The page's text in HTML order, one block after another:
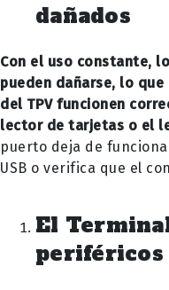
dañados
Con el uso constante,
pueden dañarse, lo
del TPV funcionen
lector de tarjetas o el
puerto deja de
USB o verifica que el
El
periféricos